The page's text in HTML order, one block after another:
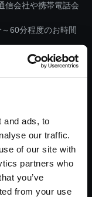
and ads, to
our traffic.
of our site with
partners who
you’ve
from your use
信会社や携帯電話会
60分程度のお時間
の際には、通信環境
- ORI
Confid